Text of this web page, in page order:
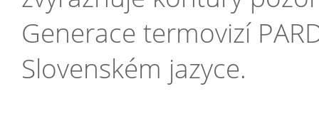
Generace termovizí
Slovenském jazyce.